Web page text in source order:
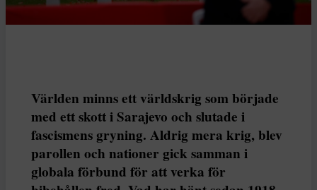
Världen minns ett världskrig som började
med ett skott i Sarajevo och slutade i
fascismens gryning. Aldrig mera krig, blev
parollen och nationer gick samman i
globala förbund för att verka för